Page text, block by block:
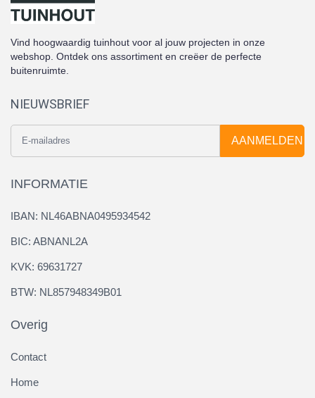
Vind hoogwaardig tuinhout voor al jouw projecten in onze
webshop. Ontdek ons assortiment en creëer de perfecte
buitenruimte.
NIEUWSBRIEF
AANMELDEN
INFORMATIE
IBAN: NL46ABNA0495934542
BIC: ABNANL2A
KVK: 69631727
BTW: NL857948349B01
Overig
Contact
Home